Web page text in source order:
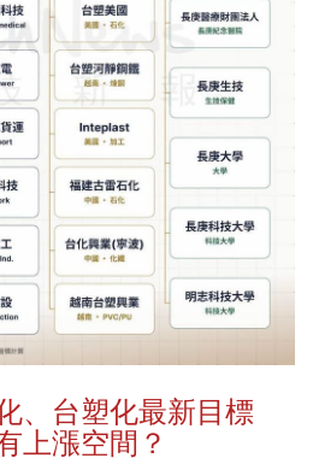
、台塑化最新目標
上漲空間？